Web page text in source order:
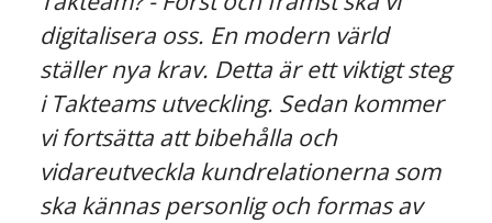
digitalisera oss. En modern värld
ställer nya krav. Detta är ett viktigt steg
i Takteams utveckling. Sedan kommer
vi fortsätta att bibehålla och
vidareutveckla kundrelationerna som
ska kännas personlig och formas av